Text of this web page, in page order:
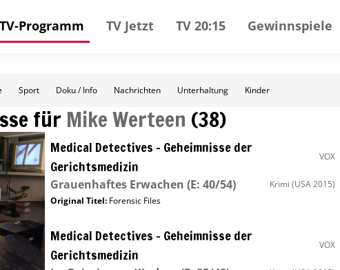
TV-Programm TV Jetzt TV 20:15 Gewinnspiele
Sport Doku / Info Nachrichten Unterhaltung Kinder
für Mike Werteen (38)
Medical Detectives – Geheimnisse der
Gerichtsmedizin
VOX
Grauenhaftes Erwachen (E: 40/54) Krimi (USA 2015)
Original Titel: Forensic Files
Medical Detectives – Geheimnisse der
Gerichtsmedizin
VOX